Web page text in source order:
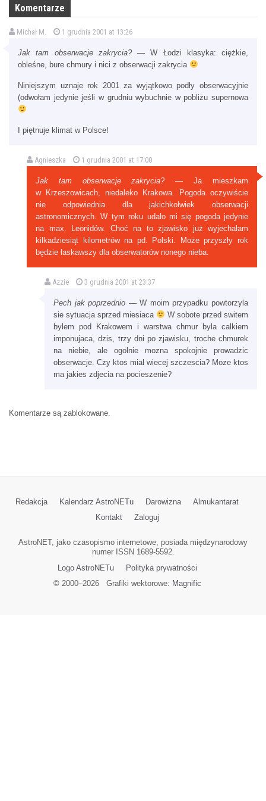
Komentarze
Michał M. 1 grudnia 2001 at 13:26
Jak tam obserwacje zakrycia?— W Łodzi klasyka: ciężkie,
obleśne, bure chmury i nici z obserwacji zakrycia
Niniejszym uznaje rok 2001 za wyjątkowo podły obserwacyjnie
(odwołam jedynie jeśli w grudniu wybuchnie w pobliżu supernowa
I piętnuje klimat w Polsce!
Agnieszka 1 grudnia 2001 at 17:00
Jak tam obserwacje zakrycia?— Ja mieszkam
w Krzeszowicach, niedaleko Krakowa. Pogoda oczywiście
nie odpowiednia dla jakichkolwiek obserwacji
astronomicznych. W tym roku udało mi się pogoda jedynie
na max. Leonidów. Choć na to zjawisko już wyjechałam
kilkadziesiąt kilometrów na pd. Polski. Może przyszły rok
będzie łaskawszy dla obserwatorów nonego nieba.
Azzie 3 grudnia 2001 at 23:37
Pech jak poprzednio — W moim przypadku powtorzyla
sie sytuacja sprzed miesiaca
W sobote przed switem
bylem pod Krakowem i warstwa chmur byla calkiem
imponujaca, dzis, trzy dni po zjawisku, troche chmurek
na niebie, ale ogolnie mozna spokojnie prowadzic
obserwacje. Czy ktos mial wiecej szczescia? Moze ktos
ma jakies zdjecia na pocieszenie?
Komentarze są zablokowane.
Redakcja Kalendarz AstroNETu Darowizna
Almukantarat
Kontakt
Zaloguj
AstroNET, jako czasopismo internetowe, posiada międzynarodowy
numer ISSN 1689-5592.
Logo AstroNETu
Polityka prywatności
© 2000–2026Grafiki wektorowe: Magnific